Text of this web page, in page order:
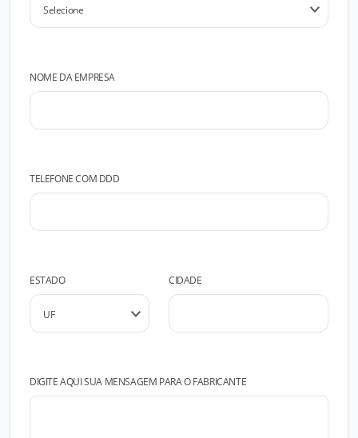
NOME DA EMPRESA
TELEFONE COM DDD
ESTADO CIDADE
DIGITE AQUI SUA MENSAGEM PARA O FABRICANTE